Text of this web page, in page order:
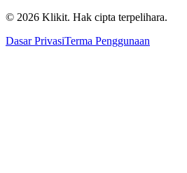
© 2026 Klikit. Hak cipta terpelihara.
Dasar PrivasiTerma Penggunaan